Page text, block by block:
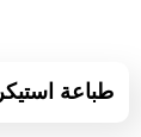
طباعة